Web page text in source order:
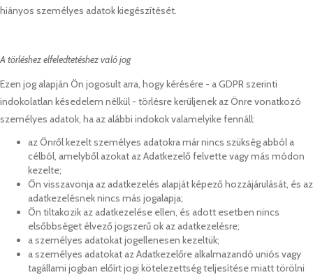
hiányos személyes adatok kiegészítését.
A törléshez elfeledtetéshez való jog
Ezen jog alapján Ön jogosult arra, hogy kérésére - a GDPR szerinti
indokolatlan késedelem nélkül - törlésre kerüljenek az Önre vonatkozó
személyes adatok, ha az alábbi indokok valamelyike fennáll:
az Önről kezelt személyes adatokra már nincs szükség abból a
célból, amelyből azokat az Adatkezelő felvette vagy más módon
kezelte;
Ön visszavonja az adatkezelés alapját képező hozzájárulását, és az
adatkezelésnek nincs más jogalapja;
Ön tiltakozik az adatkezelése ellen, és adott esetben nincs
elsőbbséget élvező jogszerű ok az adatkezelésre;
a személyes adatokat jogellenesen kezeltük;
a személyes adatokat az Adatkezelőre alkalmazandó uniós vagy
tagállami jogban előírt jogi kötelezettség teljesítése miatt törölni